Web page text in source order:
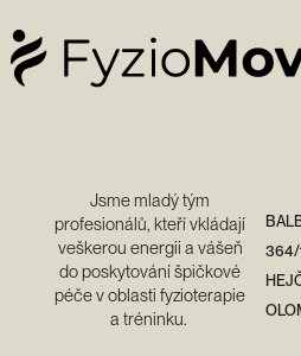
Jsme mladý tým
profesionálů, kteří vkládají
veškerou energii a vášeň
do poskytování špičkové
péče v oblasti fyzioterapie
a tréninku. ​
364/